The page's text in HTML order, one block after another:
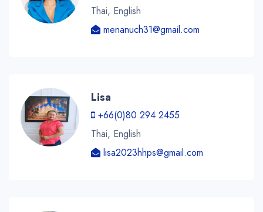
Thai, English
menanuch31@gmail.com
Lisa
+66(0)80 294 2455
Thai, English
lisa2023hhps@gmail.com